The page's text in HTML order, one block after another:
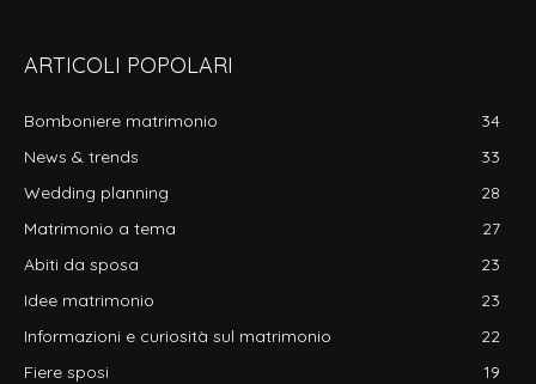
ARTICOLI POPOLARI
Bomboniere matrimonio
34
News & trends
33
Wedding planning
28
Matrimonio a tema
27
Abiti da sposa
23
Idee matrimonio
23
Informazioni e curiosità sul matrimonio
22
Fiere sposi
19